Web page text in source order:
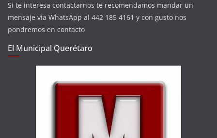
Si te interesa contactarnos te recomendamos mandar un
mensaje vía WhatsApp al 442 185 4161 y con gusto nos
pondremos en contacto
El Municipal Querétaro